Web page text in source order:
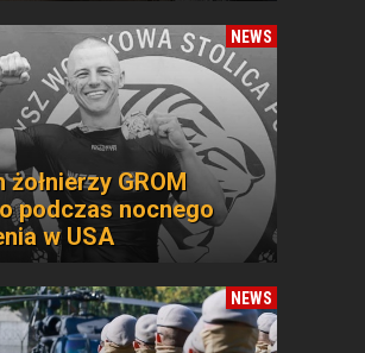
NEWS
żołnierzy GROM
podczas nocnego
w USA
NEWS